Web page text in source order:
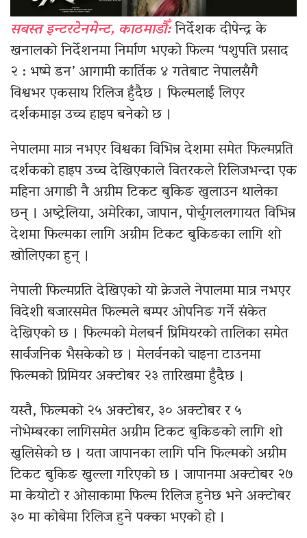
सबस्त इन्टरटेनमेन्ट, काठमाडौँ:निर्देशक दीपेन्द्र के
खनालको निर्देशनमा निर्माण भएको फिल्म ‘पशुपति प्रसाद
२ : भष्मे डन’ आगामी कार्तिक ४ गतेबाट नेपालसँगै
विश्वभर एकसाथ रिलिज हुँदैछ । फिल्मलाई लिएर
दर्शकमाझ उच्च हाइप बनेको छ ।
नेपालमा मात्र नभएर विश्वका विभिन्न देशमा समेत फिल्मप्रति
दर्शकको हाइप उच्च देखिएकाले वितरकले रिलिजभन्दा एक
महिना अगाडी नै अग्रीम टिकट बुकिङ खुलाउन थालेका
छन् । अष्ट्रेलिया, अमेरिका, जापान, पोर्चुगललगायत विभिन्न
देशमा फिल्मका लागि अग्रीम टिकट बुकिङका लागि शो
खोलिएका हुन् ।
नेपाली फिल्मप्रति देखिएको यो क्रेजले नेपालमा मात्र नभएर
विदेशी बजारसमेत फिल्मले बम्पर ओपनिङ गर्ने संकेत
देखिएको छ । फिल्मको मेलबर्न प्रिमियरको तालिका समेत
सार्वजनिक भैसकेको छ । मेलर्वनको चाइना टाउनमा
फिल्मको प्रिमियर अक्टोबर २३ तारिखमा हुँदैछ ।
यस्तै, फिल्मको २५ अक्टोबर, ३० अक्टोबर र ५
नोभेम्बरका लागिसमेत अग्रीम टिकट बुकिङको लागि शो
खुलिसेको छ । यता जापानका लागि पनि फिल्मको अग्रीम
टिकट बुकिङ खुल्ला गरिएको छ । जापानमा अक्टोबर २७
मा केयोटो र ओसाकामा फिल्म रिलिज हुनेछ भने अक्टोबर
३० मा कोबेमा रिलिज हुने पक्का भएको हो ।